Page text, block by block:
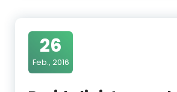
26
Feb., 2016